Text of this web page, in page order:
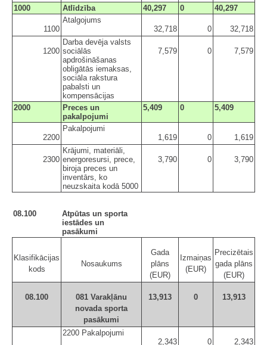
1000
Atlīdzība 40,297 0 40,297
1100
Atalgojums
32,718
0 32,718
1200
Darba devēja valsts
sociālās
apdrošināšanas
obligātās iemaksas,
sociāla rakstura
pabalsti un
kompensācijas
7,579 0 7,579
2000
Preces un
pakalpojumi
5,409 0 5,409
2200
Pakalpojumi
1,619
0 1,619
2300
Krājumi, materiāli,
energoresursi, prece,
biroja preces un
inventārs, ko
neuzskaita kodā 5000
3,790 0 3,790
08.100
Atpūtas un sporta
iestādes un
pasākumi
Klasifikācijas
kods
Nosaukums
Gada
plāns
(EUR)
Izmaiņas
(EUR)
Precizētais
gada plāns
(EUR)
08.100
081 Varakļānu
novada sporta
pasākumi
13,913 0 13,913
2200 Pakalpojumi
2,343
0
2,343